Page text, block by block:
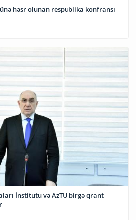
həsr olunan respublika konfransı
İnstitutu və AzTU birgə qrant